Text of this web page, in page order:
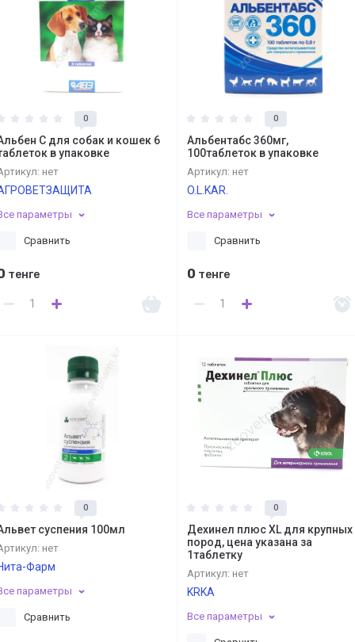
0
С для собак и кошек 6
в упаковке
нет
параметры
Сравнить
тенге
0
Альбентабс 360мг,
100таблеток в упаковке
Артикул: нет
O.L.KAR.
Все параметры
Сравнить
0 тенге
0
суспения 100мл
нет
Фарм
параметры
Сравнить
0
Дехинел плюс XL для крупных
пород, цена указана за
1таблетку
Артикул: нет
KRKA
Все параметры